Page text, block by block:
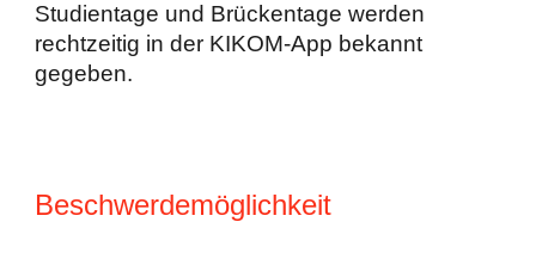
Studientage und Brückentage werden
rechtzeitig in der KIKOM-App bekannt
gegeben.
Beschwerdemöglichkeit